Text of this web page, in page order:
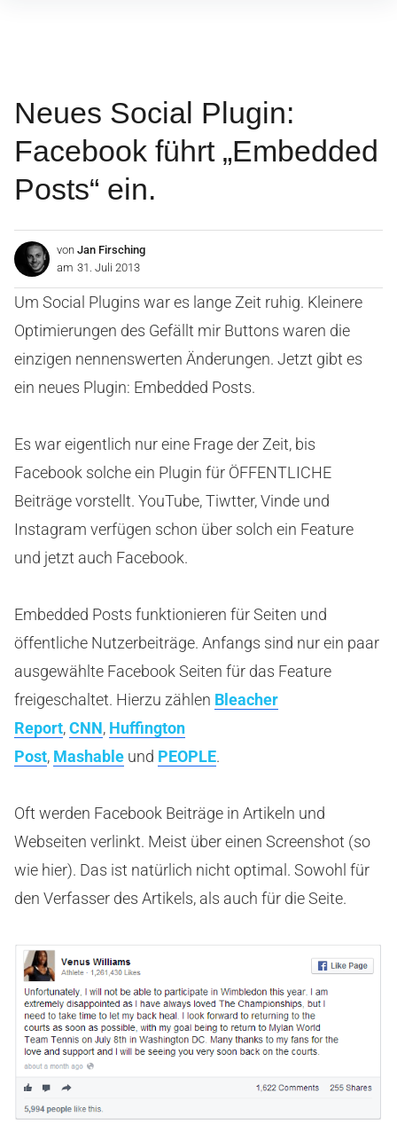
Neues Social Plugin:
Facebook führt „Embedded
Posts“ ein.
von Jan Firsching
am 31. Juli 2013
Um Social Plugins war es lange Zeit ruhig. Kleinere
Optimierungen des Gefällt mir Buttons waren die
einzigen nennenswerten Änderungen. Jetzt gibt es
ein neues Plugin: Embedded Posts.
Es war eigentlich nur eine Frage der Zeit, bis
Facebook solche ein Plugin für ÖFFENTLICHE
Beiträge vorstellt. YouTube, Tiwtter, Vinde und
Instagram verfügen schon über solch ein Feature
und jetzt auch Facebook.
Embedded Posts funktionieren für Seiten und
öffentliche Nutzerbeiträge. Anfangs sind nur ein paar
ausgewählte Facebook Seiten für das Feature
freigeschaltet. Hierzu zählen Bleacher
Report,CNN, Huffington
Post, Mashable und PEOPLE.
Oft werden Facebook Beiträge in Artikeln und
Webseiten verlinkt. Meist über einen Screenshot (so
wie hier). Das ist natürlich nicht optimal. Sowohl für
den Verfasser des Artikels, als auch für die Seite.